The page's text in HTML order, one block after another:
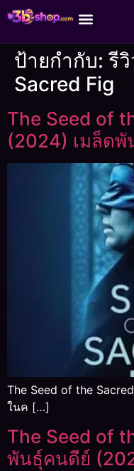
ป้ายกำกับ:รี
Sacred Fig
The Seed of
(2024) เมล็ด
The Seed of the
ในค […]
The Seed of
พันธุ์คนดีย์